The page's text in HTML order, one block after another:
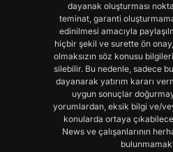
dayanak oluşturması
teminat, garanti
edinilmesi amacıyla
hiçbir şekil ve surette ön
olmaksızın söz konusu
silebilir. Bu nedenle, sadece
dayanarak yatırım kararı
uygun sonuçlar
yorumlardan, eksik bilgi ve/
konularda ortaya
News ve çalışanlarının